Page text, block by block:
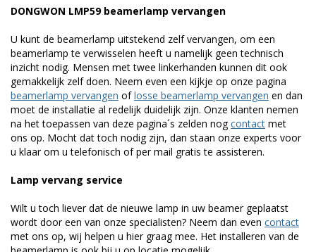
DONGWON LMP59 beamerlamp vervangen
U kunt de beamerlamp uitstekend zelf vervangen, om een
beamerlamp te verwisselen heeft u namelijk geen technisch
inzicht nodig. Mensen met twee linkerhanden kunnen dit ook
gemakkelijk zelf doen. Neem even een kijkje op onze pagina
beamerlamp vervangen oflosse beamerlamp vervangen en dan
moet de installatie al redelijk duidelijk zijn. Onze klanten nemen
na het toepassen van deze pagina´s zelden nogcontact met
ons op. Mocht dat toch nodig zijn, dan staan onze experts voor
u klaar om u telefonisch of per mail gratis te assisteren.
Lamp vervang service
Wilt u toch liever dat de nieuwe lamp in uw beamer geplaatst
wordt door een van onze specialisten? Neem dan even contact
met ons op, wij helpen u hier graag mee. Het installeren van de